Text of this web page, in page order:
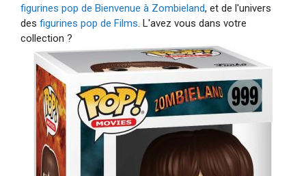
figurines pop de Bienvenue à Zombieland, et de l'univers
des figurines pop de Films. L'avez vous dans votre
collection ?